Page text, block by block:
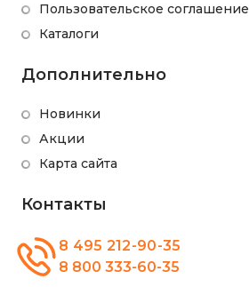
Пользовательское соглашение
Каталоги
Дополнительно
Новинки
Акции
Карта сайта
Контакты
8 495 212-90-35
8 800 333-60-35